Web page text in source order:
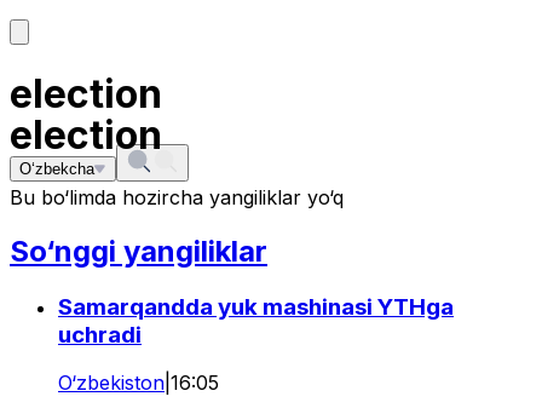
election
O‘zbekcha
election
Bu bo‘limda hozircha yangiliklar yo‘q
So‘nggi yangiliklar
Samarqandda yuk mashinasi YTHga
uchradi
O‘zbekiston 16:05